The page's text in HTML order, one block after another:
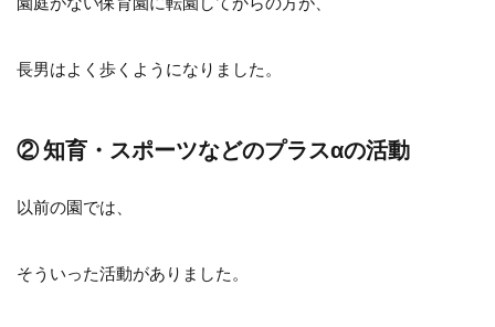
長男はよく歩くようになりました。
② 知育・スポーツなどのプラスαの活動
以前の園では、
そういった活動がありました。